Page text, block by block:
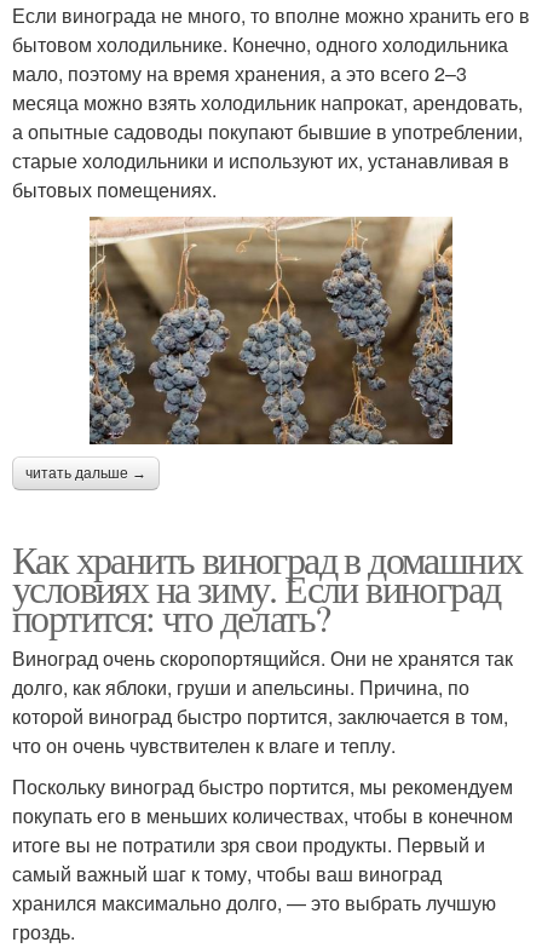
Если винограда не много, то вполне можно хранить его в
бытовом холодильнике. Конечно, одного холодильника
мало, поэтому на время хранения, а это всего 2–3
месяца можно взять холодильник напрокат, арендовать,
а опытные садоводы покупают бывшие в употреблении,
старые холодильники и используют их, устанавливая в
бытовых помещениях.
читать дальше →
Как хранить виноград в домашних
условиях на зиму. Если виноград
портится: что делать?
Виноград очень скоропортящийся. Они не хранятся так
долго, как яблоки, груши и апельсины. Причина, по
которой виноград быстро портится, заключается в том,
что он очень чувствителен к влаге и теплу.
Поскольку виноград быстро портится, мы рекомендуем
покупать его в меньших количествах, чтобы в конечном
итоге вы не потратили зря свои продукты. Первый и
самый важный шаг к тому, чтобы ваш виноград
хранился максимально долго, — это выбрать лучшую
гроздь.